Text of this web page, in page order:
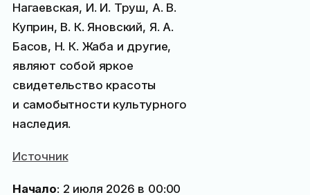
Нагаевская, И. И. Труш, А. В.
Куприн, В. К. Яновский, Я. А.
Басов, Н. К. Жаба и другие,
являют собой яркое
свидетельство красоты
и самобытности культурного
наследия.
Источник
Начало: 2 июля 2026 в 00:00